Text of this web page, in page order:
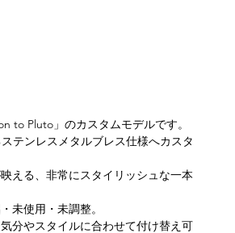
to Pluto」のカスタムモデルです。
テンレスメタルブレス仕様へカスタ
える、非常にスタイリッシュな一本
未使用・未調整。
分やスタイルに合わせて付け替え可